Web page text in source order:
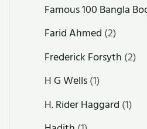
Famous 100 Bangla
Farid Ahmed (2)
Frederick Forsyth (2)
H G Wells(1)
H. Rider Haggard (1)